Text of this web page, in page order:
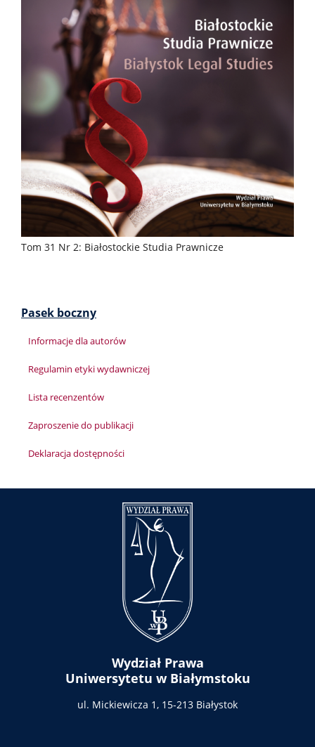
Tom 31 Nr 2: Białostockie Studia Prawnicze
Pasek boczny
Informacje dla autorów
Regulamin etyki wydawniczej
Lista recenzentów
Zaproszenie do publikacji
Deklaracja dostępności
Wydział Prawa
Uniwersytetu w Białymstoku
ul. Mickiewicza 1, 15-213 Białystok